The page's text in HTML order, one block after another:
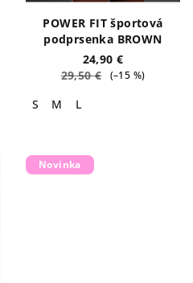
POWER FIT športová
podprsenka BROWN
24,90 €
29,50 €
(–15 %)
S M L
Novinka